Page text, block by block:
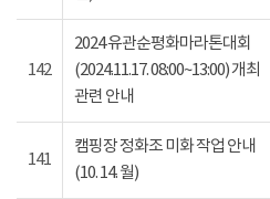
142
2024 유관순평화마라톤대회
(2024.11.17. 08:00~13:00) 개최
관련 안내
141
캠핑장 정화조 미화 작업 안내
(10. 14. 월)